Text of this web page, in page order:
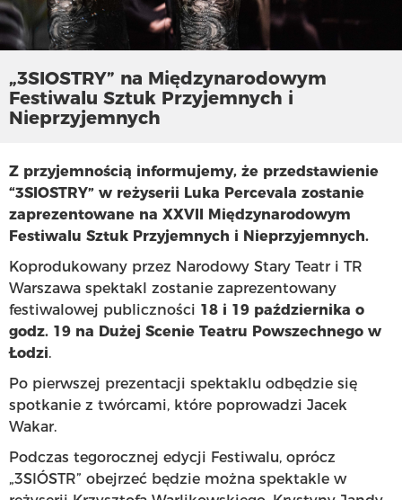
„3SIOSTRY” na Międzynarodowym
Festiwalu Sztuk Przyjemnych i
Nieprzyjemnych
Z przyjemnością informujemy, że przedstawienie
“3SIOSTRY” w reżyserii Luka Percevala zostanie
zaprezentowane na XXVII Międzynarodowym
Festiwalu Sztuk Przyjemnych i Nieprzyjemnych.
Koprodukowany przez Narodowy Stary Teatr i TR
Warszawa spektakl zostanie zaprezentowany
festiwalowej publiczności 18 i 19 października o
godz. 19 na Dużej Scenie Teatru Powszechnego w
Łodzi.
Po pierwszej prezentacji spektaklu odbędzie się
spotkanie z twórcami, które poprowadzi Jacek
Wakar.
Podczas tegorocznej edycji Festiwalu, oprócz
„3SIÓSTR” obejrzeć będzie można spektakle w